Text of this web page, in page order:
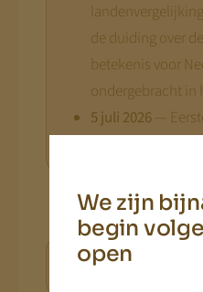
de duiding over
betekenis voor
ondergebracht in
5 juli 2026—
Bronnen
We zijn
begin
open